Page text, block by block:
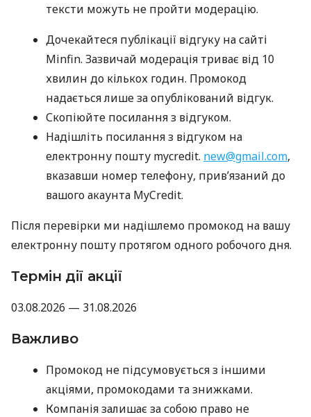
тексти можуть не пройти модерацію.
Дочекайтеся публікації відгуку на сайті
Minfin. Зазвичай модерація триває від 10
хвилин до кількох годин. Промокод
надається лише за опублікований відгук.
Скопіюйте посилання з відгуком.
Надішліть посилання з відгуком на
електронну пошту mycredit. new@gmail.com,
вказавши номер телефону, прив’язаний до
вашого акаунта MyCredit.
Після перевірки ми надішлемо промокод на вашу
електронну пошту протягом одного робочого дня.
Термін дії акції
03.08.2026 — 31.08.2026
Важливо
Промокод не підсумовується з іншими
акціями, промокодами та знижками.
Компанія залишає за собою право не